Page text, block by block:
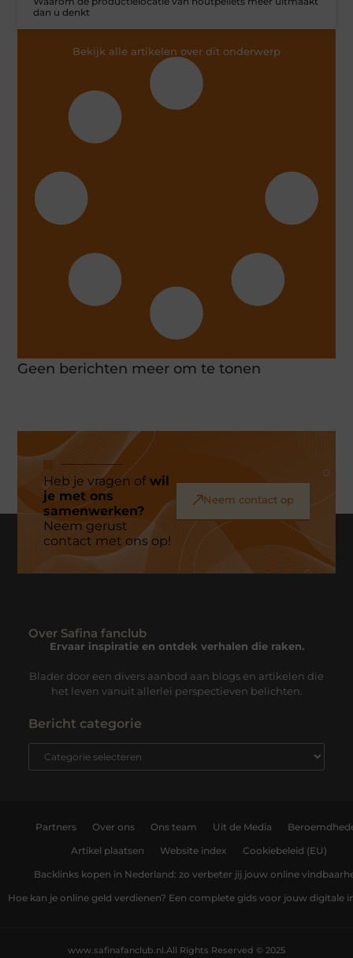
dan u denkt
Bekijk alle artikelen over dit onderwerp
Geen berichten meer om te tonen
Heb je vragen ofwil
je met ons
samenwerken?
Neem gerust
contact met ons op!
Neem contact op
Over Safina fanclub
Ervaar inspiratie en ontdek verhalen die raken.
Blader door een divers aanbod aan blogs en artikelen die
het leven vanuit allerlei perspectieven belichten.
Bericht categorie
Partners Over ons Ons team Uit de Media
Artikel plaatsen Website index Cookiebeleid (EU)
Backlinks kopen in Nederland: zo verbeter jij jouw online
Hoe kan je online geld verdienen? Een complete gids voor jouw digitale
All Rights Reserved © 2025
www.safinafanclub.nl.